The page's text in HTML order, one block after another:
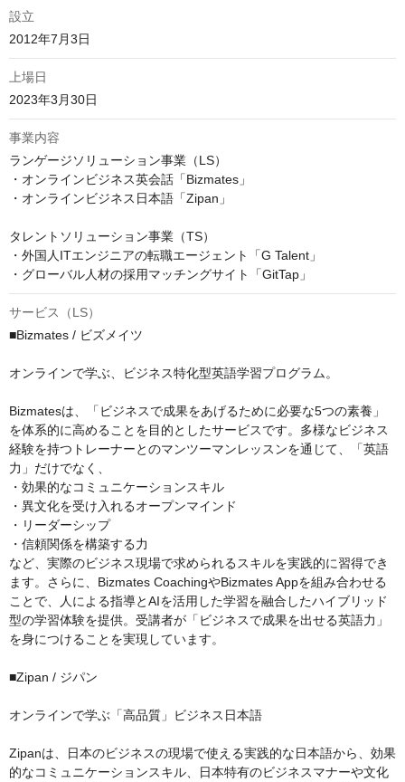
設立
2012年7月3日
上場日
2023年3月30日
事業内容
ランゲージソリューション事業（LS）
・オンラインビジネス英会話「Bizmates」
・オンラインビジネス日本語「Zipan」
タレントソリューション事業（TS）
・外国人ITエンジニアの転職エージェント「G Talent」
・グローバル人材の採用マッチングサイト「GitTap」
サービス（LS）
■Bizmates / ビズメイツ
オンラインで学ぶ、ビジネス特化型英語学習プログラム。
Bizmatesは、「ビジネスで成果をあげるために必要な5つの素養」
を体系的に高めることを目的としたサービスです。多様なビジネス
経験を持つトレーナーとのマンツーマンレッスンを通じて、「英語
力」だけでなく、
・効果的なコミュニケーションスキル
・異文化を受け入れるオープンマインド
・リーダーシップ
・信頼関係を構築する力
など、実際のビジネス現場で求められるスキルを実践的に習得でき
ます。さらに、Bizmates CoachingやBizmates Appを組み合わせる
ことで、人による指導とAIを活用した学習を融合したハイブリッド
型の学習体験を提供。受講者が「ビジネスで成果を出せる英語力」
を身につけることを実現しています。
■Zipan / ジパン
オンラインで学ぶ「高品質」ビジネス日本語
Zipanは、日本のビジネスの現場で使える実践的な日本語から、効果
的なコミュニケーションスキル、日本特有のビジネスマナーや文化